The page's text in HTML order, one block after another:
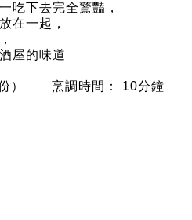
吃下去完全驚豔，
在一起，
屋的味道
份） 烹調時間： 10分鐘